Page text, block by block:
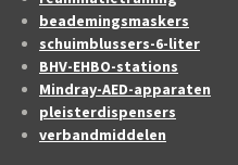
beademingsmaskers
schuimblussers-6-liter
BHV-EHBO-stations
Mindray-AED-apparaten
pleisterdispensers
verbandmiddelen